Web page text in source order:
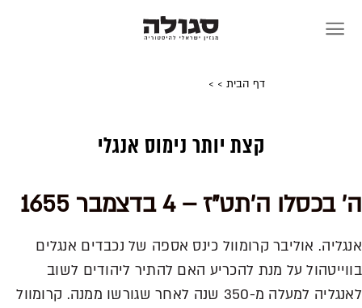
דף הבית >
>
קצת יותר נימוס אנגלי
ה' בכסלו ה'תט"ז – 4 בדצמבר 1655
אנגליה. אוליבר קרומוול כינס אספה של נכבדים אנגלים
בווייטהול על מנת להכריע האם להתיר ליהודים לשוב
לאנגליה למעלה מ-350 שנה לאחר שגורשו ממנה. קרומוול